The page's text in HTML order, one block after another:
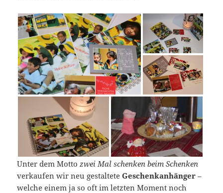
Unter dem Mottozwei Mal schenken beim Schenken
verkaufen wir neu gestalteteGeschenkanhänger –
welche einem ja so oft im letzten Moment noch